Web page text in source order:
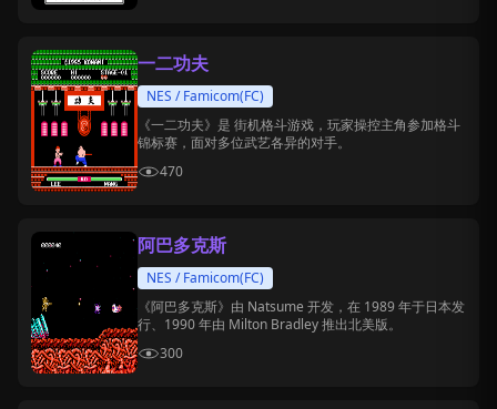
一二功夫
NES / Famicom(FC)
《一二功夫》是 街机格斗游戏，玩家操控主角参加格斗
锦标赛，面对多位武艺各异的对手。
470
阿巴多克斯
NES / Famicom(FC)
《阿巴多克斯》由 Natsume 开发，在 1989 年于日本发
行、1990 年由 Milton Bradley 推出北美版。
300